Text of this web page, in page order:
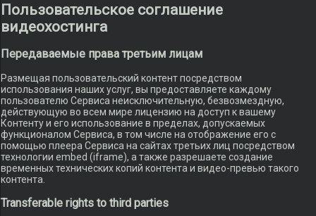
Пользовательское соглашение
видеохостинга
Передаваемые права третьим лицам
Размещая пользовательский контент посредством
использования наших услуг, вы предоставляете каждому
пользователю Сервиса неисключительную, безвозмездную,
действующую во всем мире лицензию на доступ к вашему
Контенту и его использование в пределах, допускаемых
функционалом Сервиса, в том числе на отображение его с
помощью плеера Сервиса на сайтах третьих лиц посредством
технологии embed (iframe), а также разрешаете создание
временных технических копий контента и видео-превью такого
контента.
Transferable rights to third parties